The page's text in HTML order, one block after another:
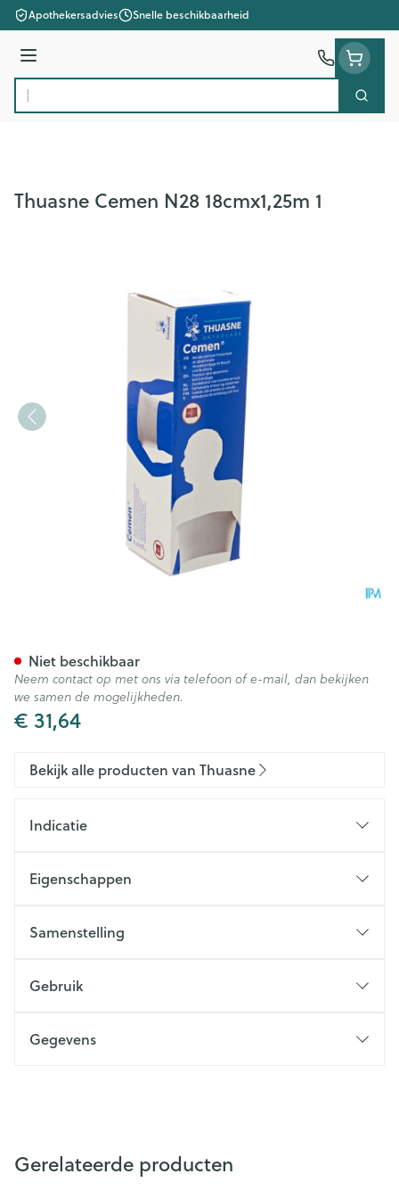
Ga naar de inhoud
Apothekersadvies Snelle beschikbaarheid
Menu
Product, merk, categorie...
Zoek
Thuasne Cemen N28 18cmx1,25m 1
€ 31,64
Niet beschikbaar
Neem contact op met ons via telefoon of e-mail, dan bekijken
we samen de mogelijkheden.
Bekijk alle producten van Thuasne
Indicatie
Eigenschappen
Samenstelling
Gebruik
Gegevens
Gerelateerde producten